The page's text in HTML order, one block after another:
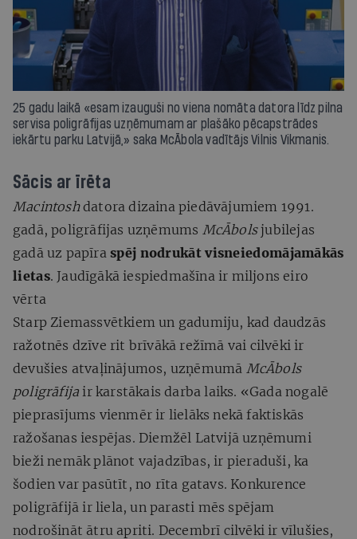
25 gadu laikā «esam izauguši no viena nomāta datora līdz pilna
servisa poligrāfijas uzņēmumam ar plašāko pēcapstrādes
iekārtu parku Latvijā,» saka McĀbola vadītājs Vilnis Vikmanis.
Sācis ar īrēta
Macintoshdatora dizaina piedāvājumiem 1991.
gadā, poligrāfijas uzņēmums McĀbolsjubilejas
gadā uz papīra spēj nodrukāt visneiedomājamākās
lietas. Jaudīgākā iespiedmašīna ir miljons eiro
vērta
Starp Ziemassvētkiem un gadumiju, kad daudzās
ražotnēs dzīve rit brīvākā režīmā vai cilvēki ir
devušies atvaļinājumos, uzņēmumā McĀbols
poligrāfija ir karstākais darba laiks. «Gada nogalē
pieprasījums vienmēr ir lielāks nekā faktiskās
ražošanas iespējas. Diemžēl Latvijā uzņēmumi
bieži nemāk plānot vajadzības, ir pieraduši, ka
šodien var pasūtīt, no rīta gatavs. Konkurence
poligrāfijā ir liela, un parasti mēs spējam
nodrošināt ātru apriti. Decembrī cilvēki ir vīlušies,